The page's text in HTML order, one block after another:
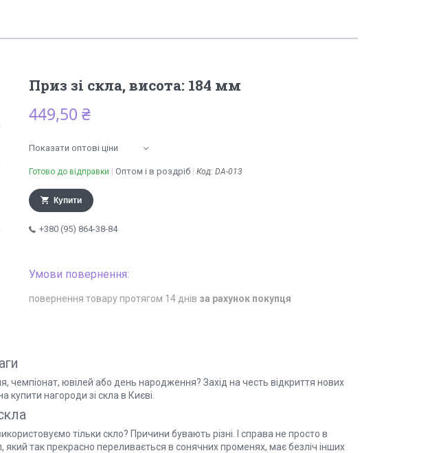
Приз зі скла, висота: 184 мм
449,50 ₴
Показати оптові ціни
Готово до відправки Оптом і в роздріб Код: DA-013
Купити
+380 (95) 864-38-84
повернення товару протягом 14 днів за рахунок покупця
чемпіонат, ювілей або день народження? Захід на честь відкриття нових
нагороди зі скла в Києві.
тільки скло? Причини бувають різні. І справа не просто в
який так прекрасно переливається в сонячних променях, має безліч інших